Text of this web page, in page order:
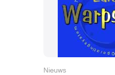
Nieuws